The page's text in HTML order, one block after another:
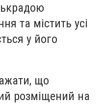
та містить усі
у його
що
розміщений на